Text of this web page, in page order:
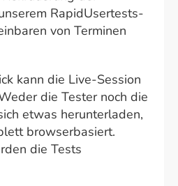
RapidUsertests-
von Terminen
kann die Live-Session
die Tester noch die
etwas herunterladen,
browserbasiert.
die Tests